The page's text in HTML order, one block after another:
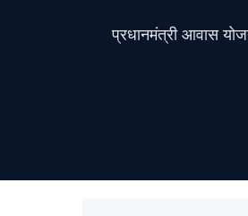
प्रधानमंत्री आवास